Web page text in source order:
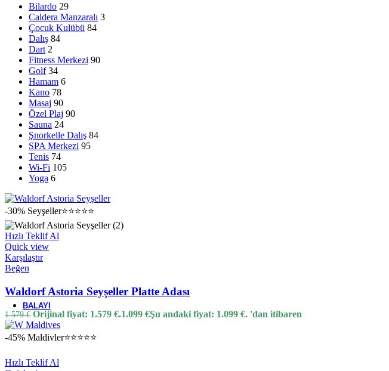
Grand Seminyak Bali
222€ Orijinal fiyat: 222 €.
-15% Popüler Seyşeller
Hızlı Teklif Al
Quick view
Karşılaştır
Beğen
Four Seasons Resort Seychelles
799€ Orijinal fiyat: 799 €.
Hızlı Teklif Al
Quick view
Karşılaştır
Beğen
Amari Koh Samui
69€ Orijinal fiyat: 69 €.52 €Şu andaki fiyat: 52 €.
BALAYI
Maldivler
Bilardo 29
Caldera Manzaralı 3
Çocuk Kulübü 84
Dalış 84
Dart 2
Fitness Merkezi 90
Golf 34
Hamam 6
Kano 78
Masaj 90
Özel Plaj 90
Sauna 24
Şnorkelle Dalış 84
SPA Merkezi 95
Tenis 74
Wi-Fi 105
Yoga 6
-30% Seyşeller⭐⭐⭐⭐⭐
Hızlı Teklif Al
Quick view
Karşılaştır
Beğen
Waldorf Astoria Seyşeller Platte Adası
1.579€ Orijinal fiyat: 1.579 €.1.099 €Şu andaki fiyat: 1.099 €. 'dan itibaren
-45% Maldivler⭐⭐⭐⭐⭐
Hızlı Teklif Al